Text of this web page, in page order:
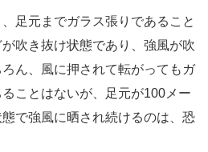
足元までガラス張りであること
吹き抜け状態であり、強風が吹
ん、風に押されて転がってもガ
ことはないが、足元が100メー
で強風に晒され続けるのは、恐